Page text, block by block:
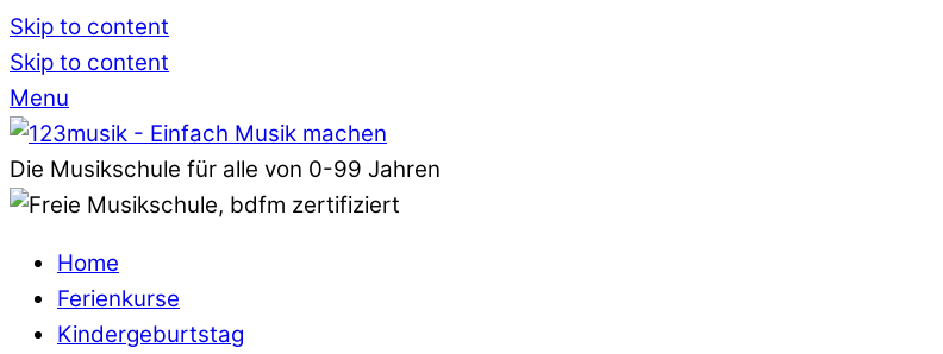
Skip to content
Skip to content
Menu
Die Musikschule für alle von 0-99 Jahren
Home
Ferienkurse
Kindergeburtstag